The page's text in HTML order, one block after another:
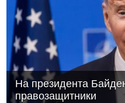
На президента
правозащитники